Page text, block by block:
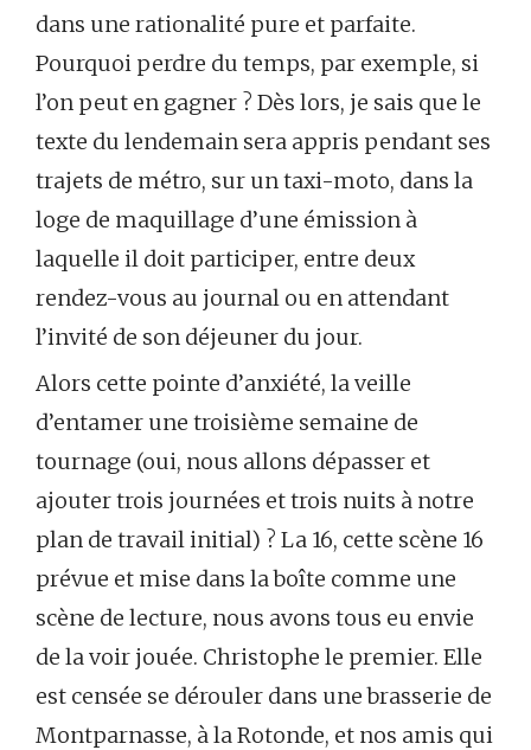
dans une rationalité pure et parfaite.
Pourquoi perdre du temps, par exemple, si
l’on peut en gagner ? Dès lors, je sais que le
texte du lendemain sera appris pendant ses
trajets de métro, sur un taxi-moto, dans la
loge de maquillage d’une émission à
laquelle il doit participer, entre deux
rendez-vous au journal ou en attendant
l’invité de son déjeuner du jour.
Alors cette pointe d’anxiété, la veille
d’entamer une troisième semaine de
tournage (oui, nous allons dépasser et
ajouter trois journées et trois nuits à notre
plan de travail initial) ? La 16, cette scène 16
prévue et mise dans la boîte comme une
scène de lecture, nous avons tous eu envie
de la voir jouée. Christophe le premier. Elle
est censée se dérouler dans une brasserie de
Montparnasse, à la Rotonde, et nos amis qui